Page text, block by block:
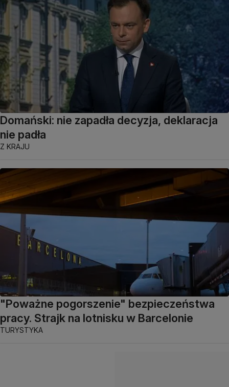
Domański: nie zapadła decyzja, deklaracja
nie padła
Z KRAJU
"Poważne pogorszenie" bezpieczeństwa
pracy. Strajk na lotnisku w Barcelonie
TURYSTYKA